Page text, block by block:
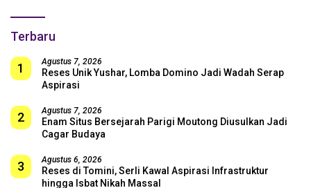
Terbaru
1 Agustus 7, 2026
Reses Unik Yushar, Lomba Domino Jadi Wadah Serap
Aspirasi
2 Agustus 7, 2026
Enam Situs Bersejarah Parigi Moutong Diusulkan Jadi
Cagar Budaya
3 Agustus 6, 2026
Reses di Tomini, Serli Kawal Aspirasi Infrastruktur
hingga Isbat Nikah Massal